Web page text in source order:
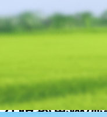
分體式電磁